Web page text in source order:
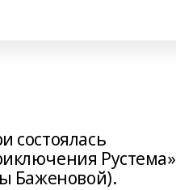
состоялась
Рустема»
Баженовой).